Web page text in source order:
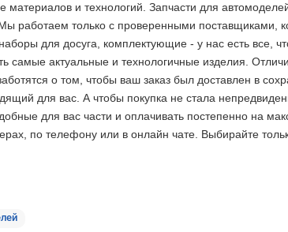
материалов и технологий. Запчасти для
работаем только с проверенными поставщиками,
для досуга, комплектующие - у нас есть все,
самые актуальные и технологичные изделия.
о том, чтобы ваш заказ был доставлен в
для вас. А чтобы покупка не стала
для вас части и оплачивать постепенно на
по телефону или в онлайн чате. Выбирайте